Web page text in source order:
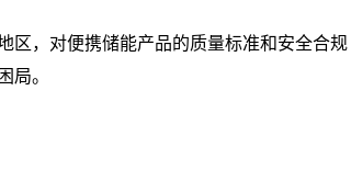
区，对便携储能产品的质量标准和安全合规
局。